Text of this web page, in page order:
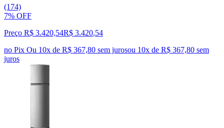
(174)
7% OFF
Preço R$ 3.420,54R$ 3.420,54
no Pix Ou 10x de R$ 367,80 sem jurosou 10x de R$ 367,80 sem
juros